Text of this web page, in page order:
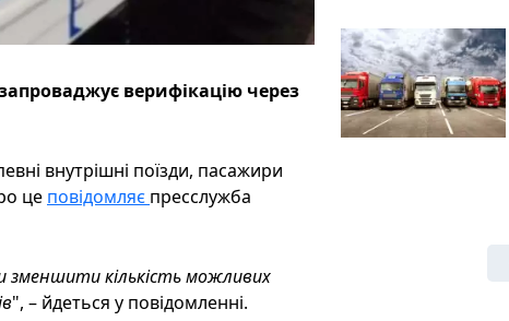
верифікацію через
внутрішні поїзди, пасажири
це повідомляє пресслужба
зменшити кількість можливих
", – йдеться у повідомленні.